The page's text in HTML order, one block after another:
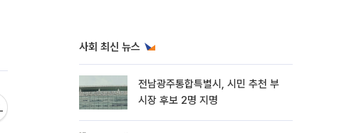
사회 최신 뉴스
전남광주통합특별시, 시민 추천 부
시장 후보 2명 지명